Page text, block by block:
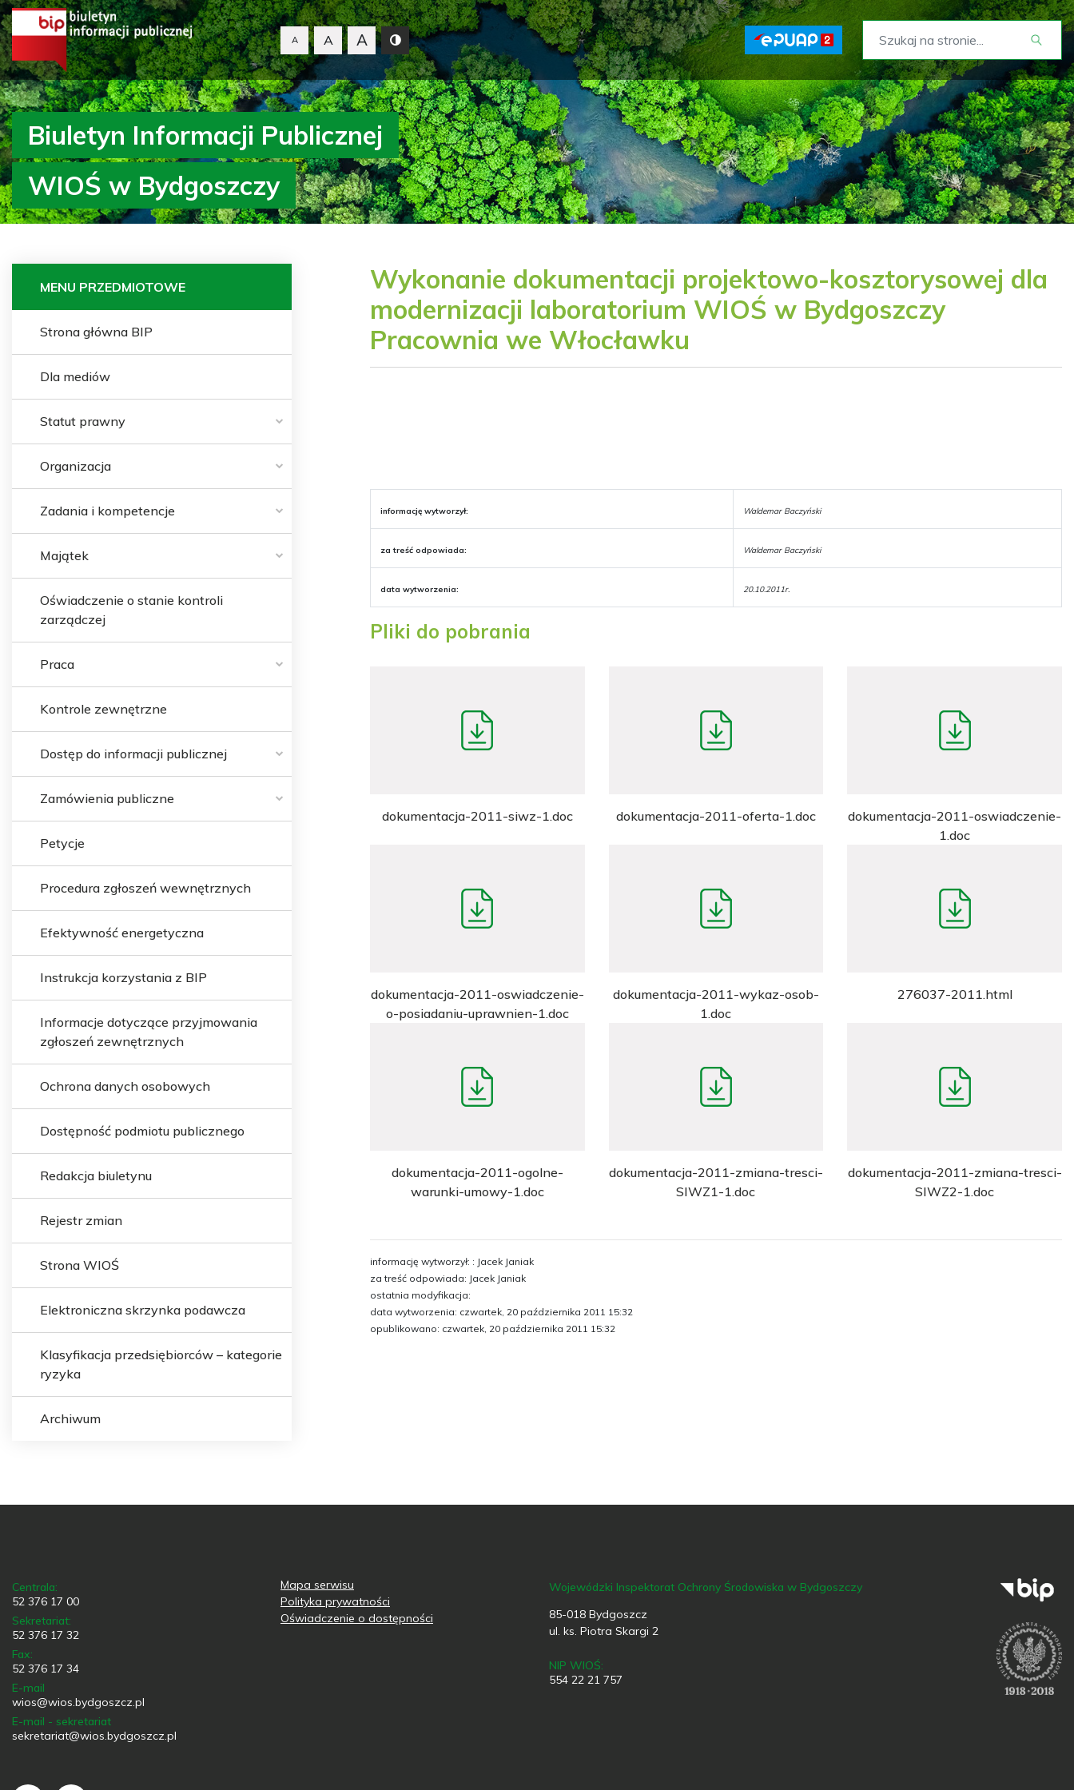
A A A
Biuletyn Informacji Publicznej
WIOŚ w Bydgoszczy
MENU PRZEDMIOTOWE
Strona główna BIP
Dla mediów
Statut prawny
Organizacja
Zadania i kompetencje
Majątek
Oświadczenie o stanie kontroli
zarządczej
Praca
Kontrole zewnętrzne
Dostęp do informacji publicznej
Zamówienia publiczne
Petycje
Procedura zgłoszeń wewnętrznych
Efektywność energetyczna
Instrukcja korzystania z BIP
Informacje dotyczące przyjmowania
zgłoszeń zewnętrznych
Ochrona danych osobowych
Dostępność podmiotu publicznego
Redakcja biuletynu
Rejestr zmian
Strona WIOŚ
Elektroniczna skrzynka podawcza
Klasyfikacja przedsiębiorców – kategorie
ryzyka
Archiwum
Wykonanie dokumentacji projektowo-kosztorysowej dla
modernizacji laboratorium WIOŚ w Bydgoszczy
Pracownia we Włocławku
informację wytworzył: Waldemar Baczyński
za treść odpowiada: Waldemar Baczyński
data wytworzenia: 20.10.2011r.
Pliki do pobrania
dokumentacja-2011-siwz-1.doc dokumentacja-2011-oferta-1.doc
dokumentacja-2011-oswiadczenie-
1.doc
dokumentacja-2011-oswiadczenie-
o-posiadaniu-uprawnien-1.doc
dokumentacja-2011-wykaz-osob-
1.doc
276037-2011.html
dokumentacja-2011-ogolne-
warunki-umowy-1.doc
dokumentacja-2011-zmiana-tresci-
SIWZ1-1.doc
dokumentacja-2011-zmiana-tresci-
SIWZ2-1.doc
informację wytworzył: : Jacek Janiak
za treść odpowiada: Jacek Janiak
ostatnia modyfikacja:
data wytworzenia: czwartek, 20 października 2011 15:32
opublikowano: czwartek, 20 października 2011 15:32
Centrala:
52 376 17 00
Sekretariat:
52 376 17 32
Fax:
52 376 17 34
E-mail
wios@wios.bydgoszcz.pl
E-mail - sekretariat
sekretariat@wios.bydgoszcz.pl
Mapa serwisu
Polityka prywatności
Oświadczenie o dostępności
Wojewódzki Inspektorat Ochrony Środowiska w Bydgoszczy
85-018 Bydgoszcz
ul. ks. Piotra Skargi 2
NIP WIOŚ:
554 22 21 757